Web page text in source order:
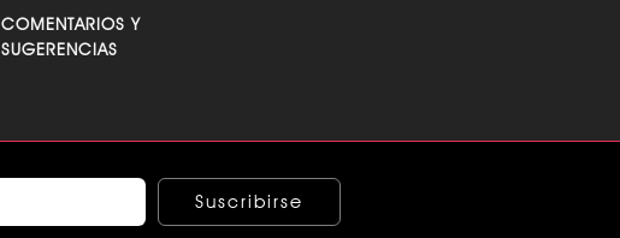
COMENTARIOS Y
SUGERENCIAS
Suscribirse